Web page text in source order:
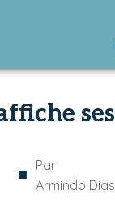
ses
■ Par
Armindo Dias